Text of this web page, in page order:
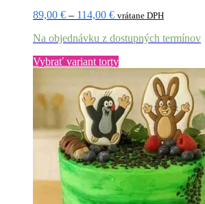
môžete
na
stránke
produktu.
89,00 € – 114,00 €Price
89,00 €
114,00 €
vrátane DPH
Na objednávku z dostupných termínov
Vybrať variant tortyTento
produkt
má
viacero
variantov.
Možnosti
si
môžete
vybrať
na
stránke
produktu.